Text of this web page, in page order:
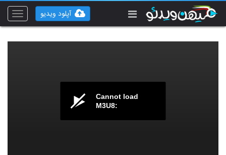
Toggle
آپلود ویدیو
Cannot load
M3U8: